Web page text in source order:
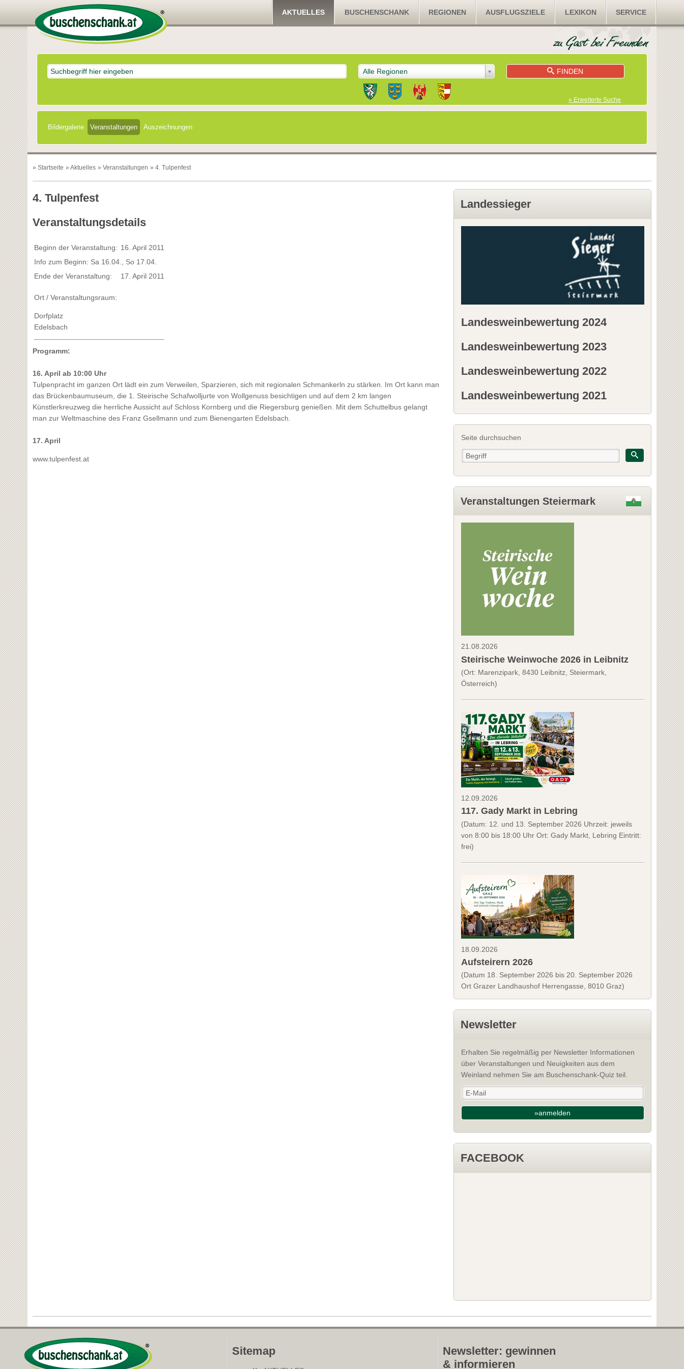
AKTUELLES BUSCHENSCHANK REGIONEN AUSFLUGSZIELE LEXIKON SERVICE
Alle Regionen FINDEN
» Erweiterte Suche
Bildergalerie Veranstaltungen Auszeichnungen
» Startseite » Aktuelles » Veranstaltungen » 4. Tulpenfest
4. Tulpenfest
Veranstaltungsdetails
Beginn der Veranstaltung: 16. April 2011
Info zum Beginn: Sa 16.04., So 17.04.
Ende der Veranstaltung:
17. April 2011
Ort / Veranstaltungsraum:
Dorfplatz
Edelsbach
Programm:
16. April ab 10:00 Uhr
Tulpenpracht im ganzen Ort lädt ein zum Verweilen, Sparzieren, sich mit regionalen Schmankerln zu stärken. Im Ort kann man
das Brückenbaumuseum, die 1. Steirische Schafwolljurte von Wollgenuss besichtigen und auf dem 2 km langen
Künstlerkreuzweg die herrliche Aussicht auf Schloss Kornberg und die Riegersburg genießen. Mit dem Schuttelbus gelangt
man zur Weltmaschine des Franz Gsellmann und zum Bienengarten Edelsbach.
17. April
www.tulpenfest.at
Landessieger
Landesweinbewertung 2024
Landesweinbewertung 2023
Landesweinbewertung 2022
Landesweinbewertung 2021
Seite durchsuchen
Veranstaltungen Steiermark
21.08.2026
Steirische Weinwoche 2026 in Leibnitz
(Ort: Marenzipark, 8430 Leibnitz, Steiermark,
Österreich)
12.09.2026
117. Gady Markt in Lebring
(Datum: 12. und 13. September 2026 Uhrzeit: jeweils
von 8:00 bis 18:00 Uhr Ort: Gady Markt, Lebring Eintritt:
frei)
18.09.2026
Aufsteirern 2026
(Datum 18. September 2026 bis 20. September 2026
Ort Grazer Landhaushof Herrengasse, 8010 Graz)
Newsletter
Erhalten Sie regelmäßig per Newsletter Informationen
über Veranstaltungen und Neuigkeiten aus dem
Weinland nehmen Sie am Buschenschank-Quiz teil.
»anmelden
FACEBOOK
Sitemap
Newsletter: gewinnen
& informieren